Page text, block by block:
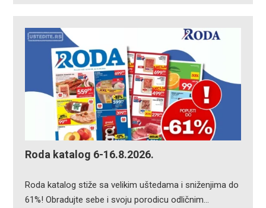
Roda katalog 6-16.8.2026.
Roda katalog stiže sa velikim uštedama i sniženjima do
61%! Obradujte sebe i svoju porodicu odličnim…